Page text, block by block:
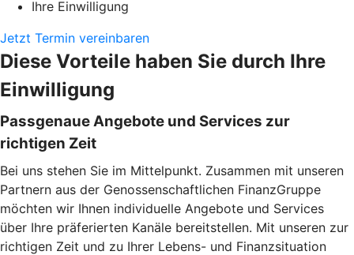
Ihre Einwilligung
Jetzt Termin vereinbaren
Diese Vorteile haben Sie durch Ihre
Einwilligung
Passgenaue Angebote und Services zur
richtigen Zeit
Bei uns stehen Sie im Mittelpunkt. Zusammen mit unseren
Partnern aus der Genossenschaftlichen FinanzGruppe
möchten wir Ihnen individuelle Angebote und Services
über Ihre präferierten Kanäle bereitstellen. Mit unseren zur
richtigen Zeit und zu Ihrer Lebens- und Finanzsituation